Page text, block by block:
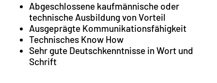
Abgeschlossene kaufmännische oder
technische Ausbildung von Vorteil
Ausgeprägte Kommunikationsfähigkeit
Technisches Know How
Sehr gute Deutschkenntnisse in Wort und
Schrift